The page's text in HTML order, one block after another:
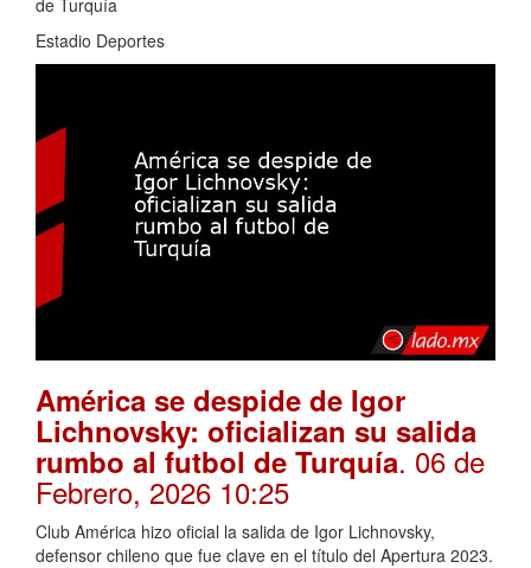
de Turquía
Estadio Deportes
América se despide de Igor
Lichnovsky: oficializan su salida
rumbo al futbol de Turquía. 06 de
Febrero, 2026 10:25
Club América hizo oficial la salida de Igor Lichnovsky,
defensor chileno que fue clave en el título del Apertura 2023.